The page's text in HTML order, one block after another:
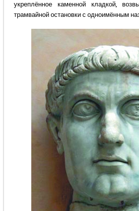
укреплённое каменной кладкой,
трамвайной остановки с одноимённым